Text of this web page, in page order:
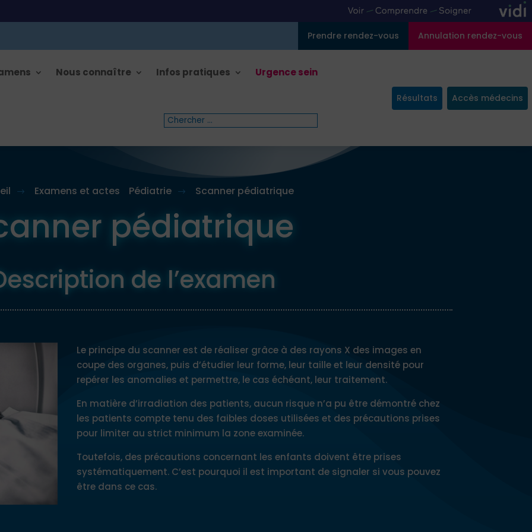
Annulation rendez-vous
Prendre rendez-vous
Nous connaître Infos pratiques Urgence sein
Résultats Accès médecins
$ Examens et actes Pédiatrie $ Scanner pédiatrique
pédiatrique
de l’examen
Le principe du scanner est de réaliser grâce à des rayons X des images en
coupe des organes, puis d’étudier leur forme, leur taille et leur densité pour
repérer les anomalies et permettre, le cas échéant, leur traitement.
En matière d’irradiation des patients, aucun risque n’a pu être démontré chez
les patients compte tenu des faibles doses utilisées et des précautions prises
pour limiter au strict minimum la zone examinée.
Toutefois, des précautions concernant les enfants doivent être prises
systématiquement. C’est pourquoi il est important de signaler si vous pouvez
être dans ce cas.